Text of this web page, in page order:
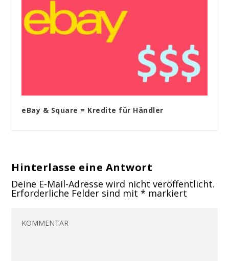
eBay & Square = Kredite für Händler
Hinterlasse eine Antwort
Deine E-Mail-Adresse wird nicht veröffentlicht.
Erforderliche Felder sind mit* markiert